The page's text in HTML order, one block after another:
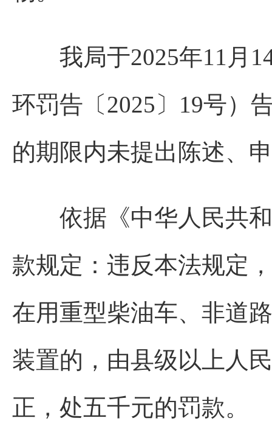
我局于2025年11月14
环罚告〔2025〕19号）
的期限内未提出陈述、
依据《中华人民共和
款规定：违反本法规定
在用重型柴油车、非道
装置的，由县级以上人
正，处五千元的罚款。